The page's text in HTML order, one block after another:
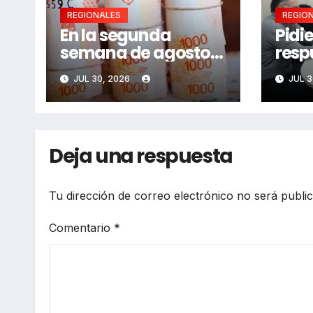
REGIONALES
En la segunda
semana de agosto
se llamaría a
paritarias
JUL 30, 2026 JUL
Deja una respuesta
Tu dirección de correo electrónico no será
Comentario *